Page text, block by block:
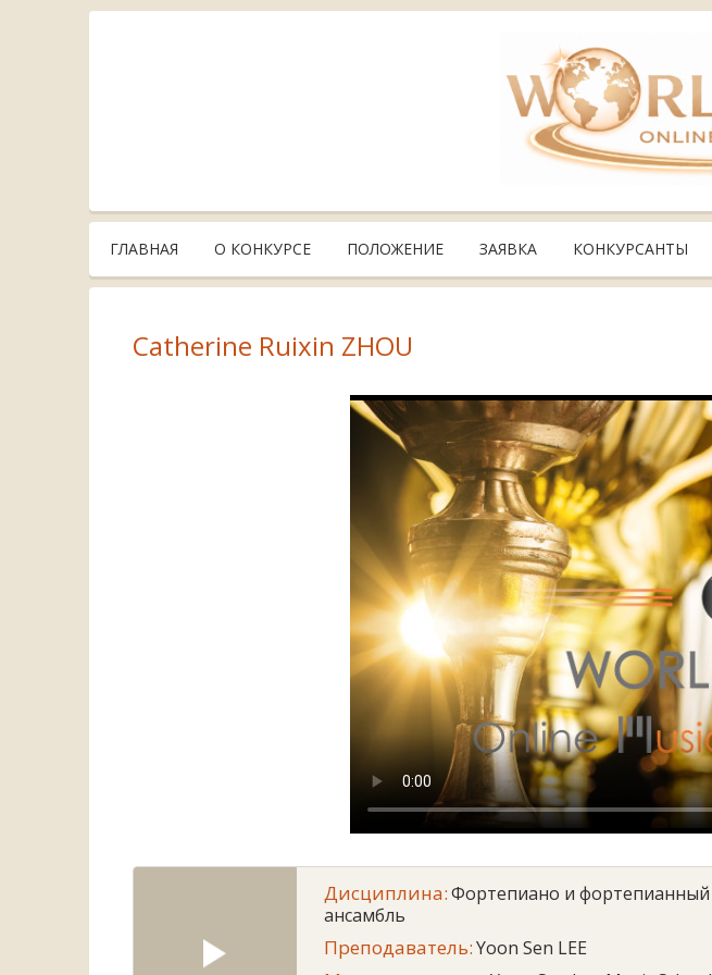
ГЛАВНАЯ О КОНКУРСЕ ПОЛОЖЕНИЕ ЗАЯВКА КОНКУРСАНТЫ
Catherine Ruixin ZHOU
Дисциплина:Фортепиано и фортепианный
ансамбль
Преподаватель:Yoon Sen LEE